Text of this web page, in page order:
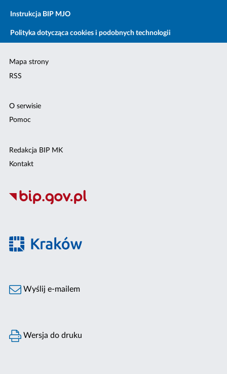
Instrukcja BIP MJO
Polityka dotycząca cookies i podobnych technologii
Mapa strony
RSS
O serwisie
Pomoc
Redakcja BIP MK
Kontakt
Wyślij e-mailem
Wersja do druku